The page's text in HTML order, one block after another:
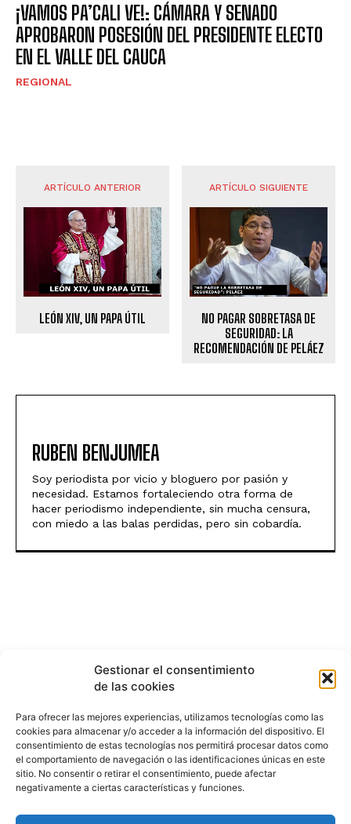
Gestionar el consentimiento
de las cookies
Para ofrecer las mejores experiencias, utilizamos tecnologías como las
cookies para almacenar y/o acceder a la información del dispositivo. El
consentimiento de estas tecnologías nos permitirá procesar datos como
el comportamiento de navegación o las identificaciones únicas en este
sitio. No consentir o retirar el consentimiento, puede afectar
negativamente a ciertas características y funciones.
¡VAMOS PA’CALI VE!: CÁMARA Y SENADO
APROBARON POSESIÓN DEL PRESIDENTE ELECTO
EN EL VALLE DEL CAUCA
REGIONAL
ARTÍCULO ANTERIOR
LEÓN XIV, UN PAPA ÚTIL
ARTÍCULO SIGUIENTE
NO PAGAR SOBRETASA DE
SEGURIDAD: LA
RECOMENDACIÓN DE PELÁEZ
RUBEN BENJUMEA
Soy periodista por vicio y bloguero por pasión y
necesidad. Estamos fortaleciendo otra forma de
hacer periodismo independiente, sin mucha censura,
con miedo a las balas perdidas, pero sin cobardía.